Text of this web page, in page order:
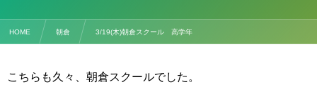
HOME 朝倉 3/19(木)朝倉スクール 高学年
こちらも久々、朝倉スクールでした。